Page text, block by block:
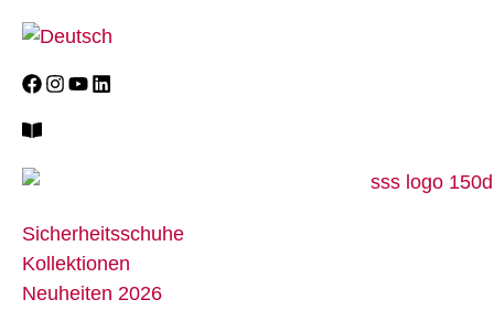
Sicherheitsschuhe
Kollektionen
Neuheiten 2026